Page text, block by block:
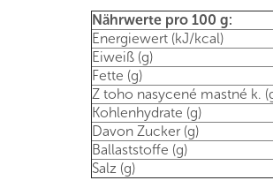
Nährwerte pro 100 g:
Energiewert (kJ/kcal)
Eiweiß (g)
Fette (g)
Z toho nasycené mastné k.
Kohlenhydrate (g)
Davon Zucker (g)
Ballaststoffe (g)
Salz (g)